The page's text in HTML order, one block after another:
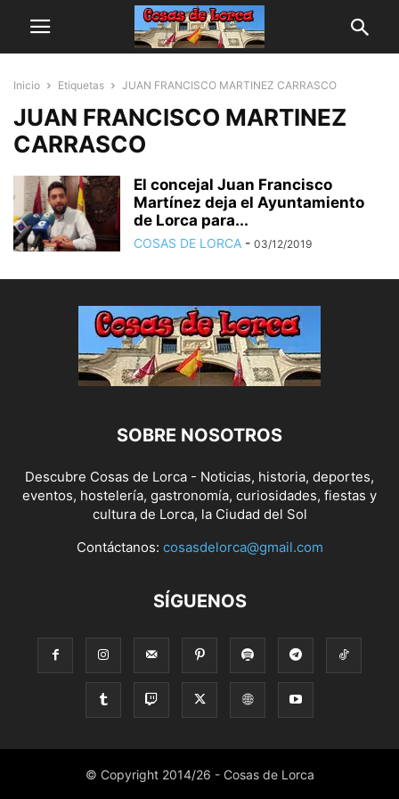
Inicio Etiquetas JUAN FRANCISCO MARTINEZ CARRASCO
JUAN FRANCISCO MARTINEZ
CARRASCO
El concejal Juan Francisco
Martínez deja el Ayuntamiento
de Lorca para...
COSAS DE LORCA - 03/12/2019
SOBRE NOSOTROS
Descubre Cosas de Lorca - Noticias, historia, deportes,
eventos, hostelería, gastronomía, curiosidades, fiestas y
cultura de Lorca, la Ciudad del Sol
Contáctanos: cosasdelorca@gmail.com
SÍGUENOS
© Copyright 2014/26 - Cosas de Lorca